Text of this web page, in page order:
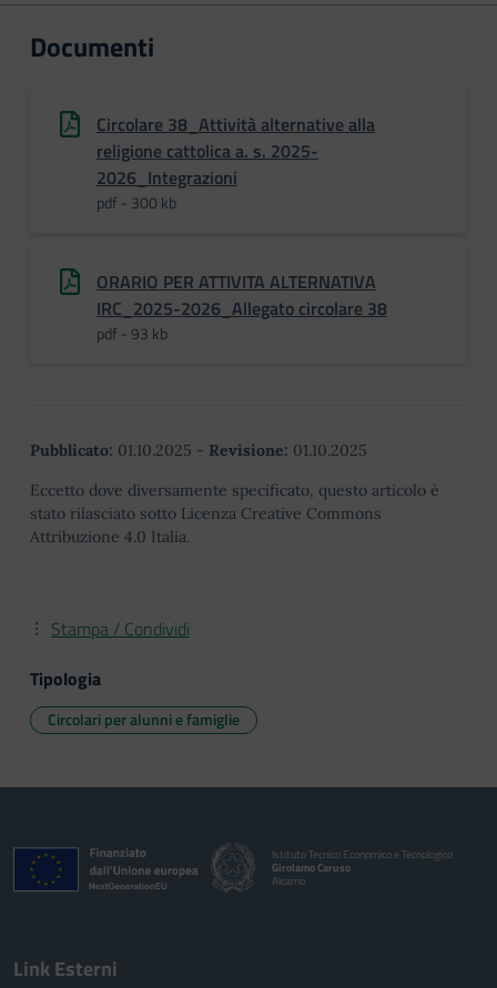
Documenti
Circolare 38_Attività alternative alla
religione cattolica a. s. 2025-
2026_Integrazioni
pdf - 300 kb
ORARIO PER ATTIVITA ALTERNATIVA
IRC_2025-2026_Allegato circolare 38
pdf - 93 kb
Pubblicato: 01.10.2025 - Revisione: 01.10.2025
Eccetto dove diversamente specificato, questo articolo è
stato rilasciato sotto Licenza Creative Commons
Attribuzione 4.0 Italia.
Stampa / Condividi
Tipologia
Circolari per alunni e famiglie
Istituto Tecnico Economico e Tecnologico
Girolamo Caruso
Alcamo
Link Esterni